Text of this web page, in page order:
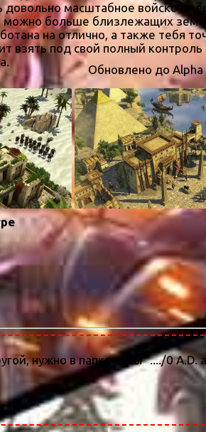
масштабное войско
можно больше близлежащих
на отлично, а также тебя
взять под свой полный
Обновлено до Alpha
нужно в папке игры "..../0